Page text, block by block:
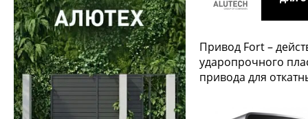
Привод Fort –
ударопрочного
привода для